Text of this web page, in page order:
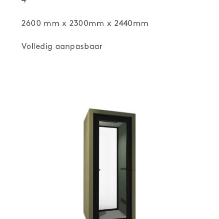
2600 mm x 2300mm x 2440mm
Volledig aanpasbaar